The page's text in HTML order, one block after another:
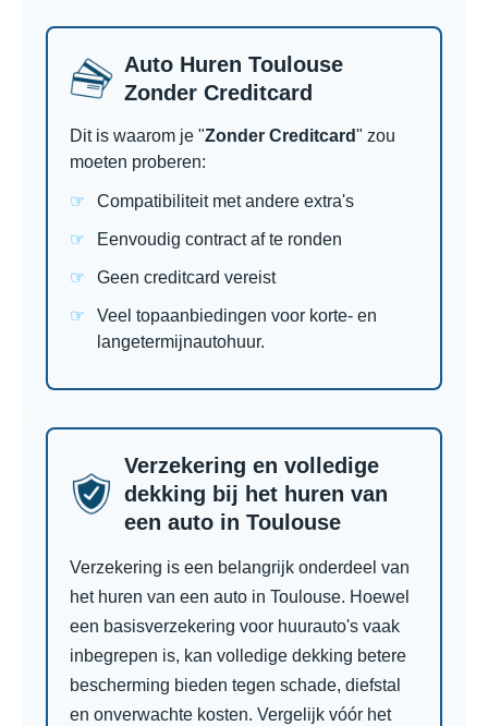
Auto Huren Toulouse
Zonder Creditcard
Dit is waarom je "Zonder Creditcard" zou
moeten proberen:
Compatibiliteit met andere extra's
Eenvoudig contract af te ronden
Geen creditcard vereist
Veel topaanbiedingen voor korte- en
langetermijnautohuur.
Verzekering en volledige
dekking bij het huren van
een auto in Toulouse
Verzekering is een belangrijk onderdeel van
het huren van een auto in Toulouse. Hoewel
een basisverzekering voor huurauto's vaak
inbegrepen is, kan volledige dekking betere
bescherming bieden tegen schade, diefstal
en onverwachte kosten. Vergelijk vóór het